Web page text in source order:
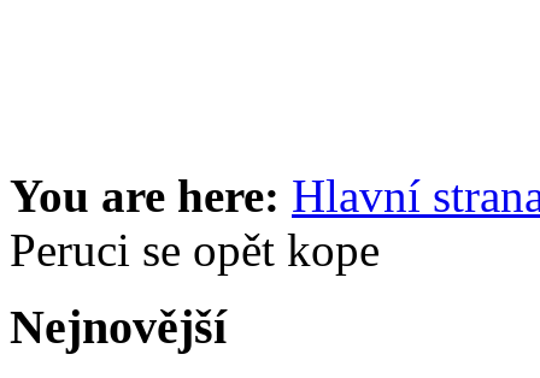
You are here: Hlavní
Peruci se opět kope
Nejnovější